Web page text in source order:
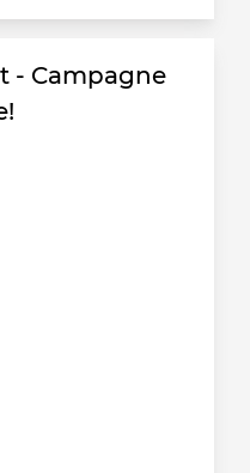
- Campagne